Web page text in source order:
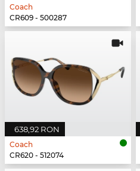
Coach
CR609 - 500287
638,92 RON
Coach
CR620 - 512074